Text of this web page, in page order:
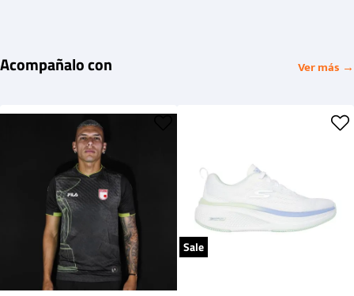
Acompañalo con Ver más →
Sale